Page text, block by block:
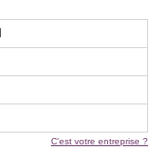
C'est votre entreprise ?